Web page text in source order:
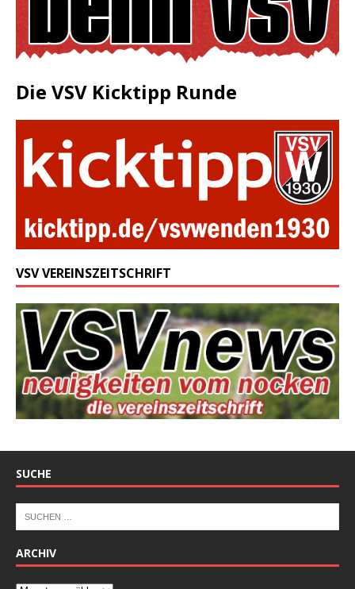
Die VSV Kicktipp Runde
VSV VEREINSZEITSCHRIFT
SUCHE
ARCHIV